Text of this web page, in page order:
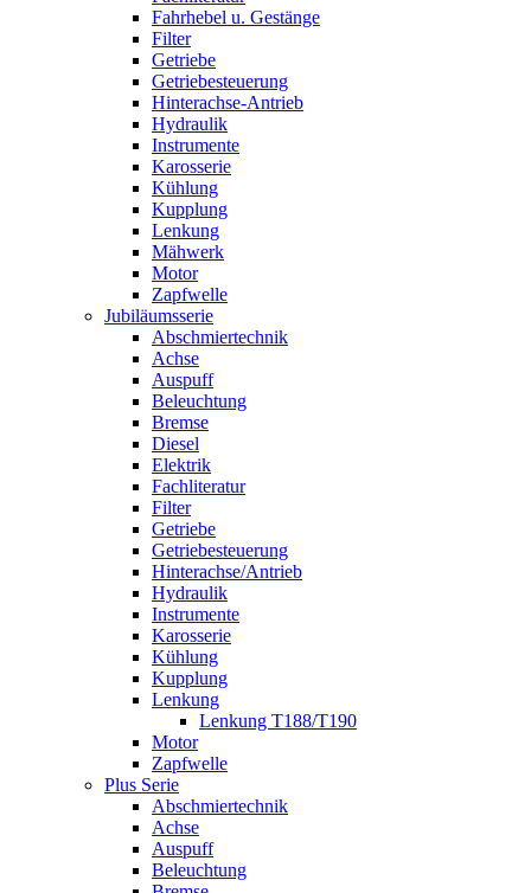
Fahrhebel u. Gestänge
Filter
Getriebe
Getriebesteuerung
Hinterachse-Antrieb
Hydraulik
Instrumente
Karosserie
Kühlung
Kupplung
Lenkung
Mähwerk
Motor
Zapfwelle
Jubiläumsserie
Abschmiertechnik
Achse
Auspuff
Beleuchtung
Bremse
Diesel
Elektrik
Fachliteratur
Filter
Getriebe
Getriebesteuerung
Hinterachse/Antrieb
Hydraulik
Instrumente
Karosserie
Kühlung
Kupplung
Lenkung
Lenkung T188/T190
Motor
Zapfwelle
Plus Serie
Abschmiertechnik
Achse
Auspuff
Beleuchtung